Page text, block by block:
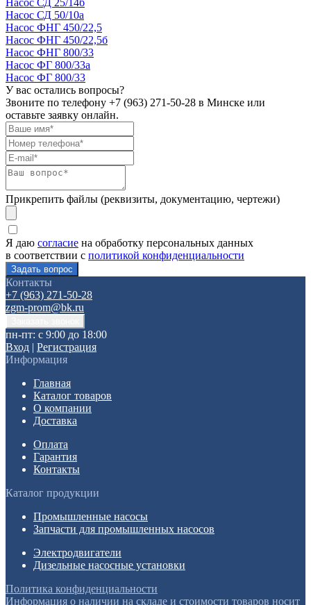
Насос СД 50/10а
Насос ФНГ 450/22,5
Насос ФНГ 450/22,5б
Насос ФНГ 800/33
Насос ФГ 800/33а
Насос ФГ 800/33
У вас остались вопросы?
Звоните по телефону +7 (963) 271-50-28 в Минске или
оставьте заявку онлайн.
Прикрепить файлы (реквизиты, документацию, чертежи)
Я даю согласие на обработку персональных данных
в соответствии с политикой конфиденциальности
Контакты
+7 (963) 271-50-28
zgm-prom@bk.ru
пн-пт: с 9:00 до 18:00
Вход | Регистрация
Информация
Главная
Каталог товаров
О компании
Доставка
Оплата
Гарантия
Контакты
Каталог продукции
Промышленные насосы
Запчасти для промышленных насосов
Электродвигатели
Дизельные насосные установки
Политика конфиденциальности
Информация о наличии на складе и стоимости товаров носит